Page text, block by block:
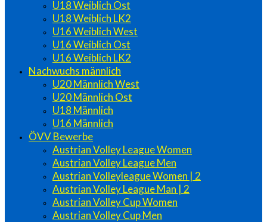
U18 Weiblich Ost
U18 Weiblich LK2
U16 Weiblich West
U16 Weiblich Ost
U16 Weiblich LK2
Nachwuchs männlich
U20 Männlich West
U20 Männlich Ost
U18 Männlich
U16 Männlich
ÖVV Bewerbe
Austrian Volley League Women
Austrian Volley League Men
Austrian Volleyleague Women | 2
Austrian Volley League Man | 2
Austrian Volley Cup Women
Austrian Volley Cup Men